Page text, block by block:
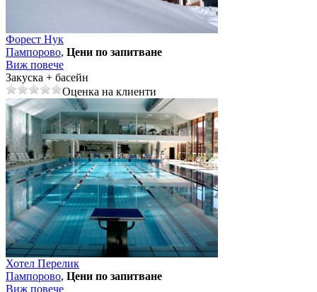
Форест Нук
Пампорово, Цени по запитване
Виж повече
Закуска + басейн
Оценка на клиенти
Хотел Перелик
Пампорово, Цени по запитване
Виж повече